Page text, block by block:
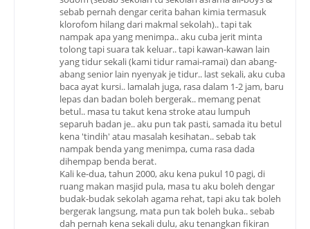
sebab pernah dengar cerita bahan kimia termasuk
klorofom hilang dari makmal sekolah).. tapi tak
nampak apa yang menimpa.. aku cuba jerit minta
tolong tapi suara tak keluar.. tapi kawan-kawan lain
yang tidur sekali (kami tidur ramai-ramai) dan abang-
abang senior lain nyenyak je tidur.. last sekali, aku cuba
baca ayat kursi.. lamalah juga, rasa dalam 1-2 jam, baru
lepas dan badan boleh bergerak.. memang penat
betul.. masa tu takut kena stroke atau lumpuh
separuh badan je.. aku pun tak pasti, samada itu betul
kena 'tindih' atau masalah kesihatan.. sebab tak
nampak benda yang menimpa, cuma rasa dada
dihempap benda berat.
Kali ke-dua, tahun 2000, aku kena pukul 10 pagi, di
ruang makan masjid pula, masa tu aku boleh dengar
budak-budak sekolah agama rehat, tapi aku tak boleh
bergerak langsung, mata pun tak boleh buka.. sebab
dah pernah kena sekali dulu, aku tenangkan fikiran